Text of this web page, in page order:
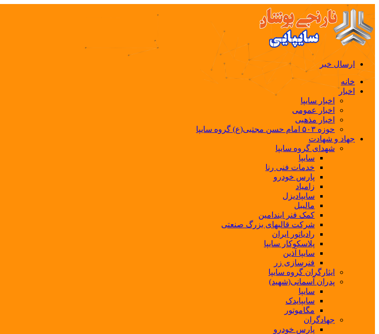
ارسال خبر
خانه
اخبار
اخبار سایپا
اخبار عمومی
اخبار مذهبی
حوزه ۵۰۳ امام حسن مجتبی(ع) گروه سایپا
جهاد و شهادت
شهدای گروه سایپا
سایپا
خدمات فنی رنا
پارس خودرو
زامیاد
سایپادیزل
مالیبل
کمک فنر ایندامین
شرکت قالبهای بزرگ صنعتی
رادیاتور ایران
پلاسکوکار سایپا
سایپا آذین
فنرسازی زر
ایثارگران گروه سایپا
پدران آسمانی(شهید)
سایپا
سایپایدک
مگاموتور
جهادگران
پارس خودرو